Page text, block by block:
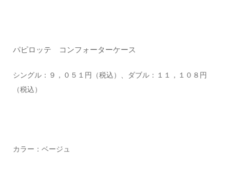
パピロッテ コンフォーターケース
シングル：９，０５１円（税込）、ダブル：１１，１０８円
（税込）
カラー：ベージュ